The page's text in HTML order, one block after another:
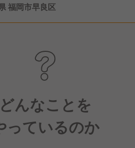
休暇
福岡市早良区
んなことを
っているのか